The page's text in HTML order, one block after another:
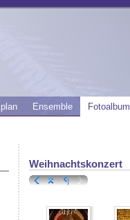
Ensemble Fotoalbum
Weihnachtskonzert